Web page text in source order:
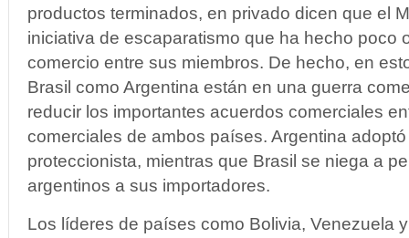
productos terminados, en privado dicen que el
iniciativa de escaparatismo que ha hecho poco
comercio entre sus miembros. De hecho, en
Brasil como Argentina están en una guerra
reducir los importantes acuerdos comerciales
comerciales de ambos países. Argentina
proteccionista, mientras que Brasil se niega a
argentinos a sus importadores.
Los líderes de países como Bolivia, Venezuela